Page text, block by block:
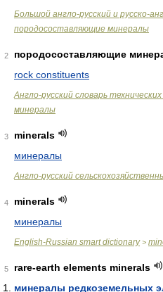
Большой англо-русский и русско-
породосоставляющие минералы
2
породосоставляющие
rock constituents
Англо-русский словарь
минералы
3
minerals
минералы
Англо-русский
4
minerals
минералы
English-Russian smart dictionary>
5
rare-earth elements minerals
минералы редкоземельных